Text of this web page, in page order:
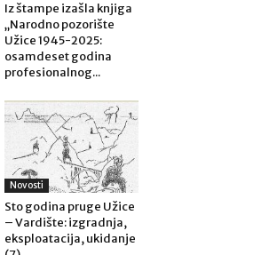
Iz štampe izašla knjiga
„Narodno pozorište
Užice 1945-2025:
osamdeset godina
profesionalnog...
Novosti
Sto godina pruge Užice
– Vardište: izgradnja,
eksploatacija, ukidanje